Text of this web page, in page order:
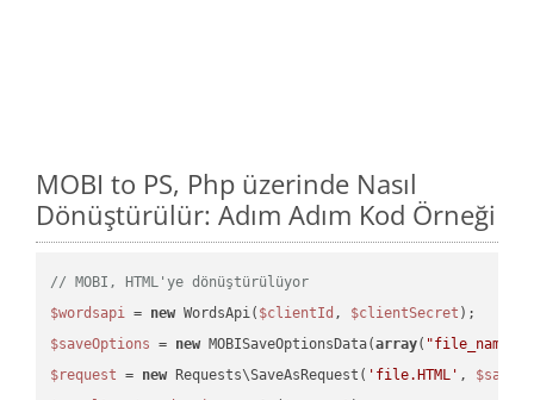
MOBI to PS, Php üzerinde Nasıl
Dönüştürülür: Adım Adım Kod Örneği
// MOBI, HTML'ye dönüştürülüyor
$wordsapi = new WordsApi( $clientId , $clientSecret
$saveOptions = new MOBISaveOptionsData(array( "file_name"
$request = new Requests\SaveAsRequest( 'file.HTML' ,